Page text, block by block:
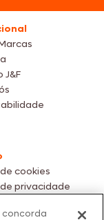
cookies
privacidade
concorda